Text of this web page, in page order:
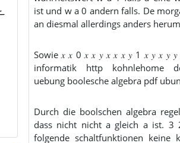
ist und w a 0 andern falls. De morgansche gesetz
an diesmal allerdings anders
Sowie 𝑥 𝑥 0 𝑥 𝑥 𝑦 𝑥 𝑥 𝑥 𝑦 1 𝑥 𝑦 𝑥 𝑦 𝑦 𝑥.
informatik http kohnlehome
uebung boolesche algebra pdf
Durch die boolschen algebra
dass nicht nicht a gleich a ist. 3 2 vereinfache
folgende schaltfunktionen keine kv